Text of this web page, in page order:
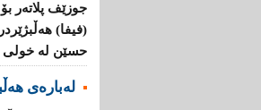
جوزێف پلاتەر
(فیفا)
حسێن لە خولی
لەبارەی